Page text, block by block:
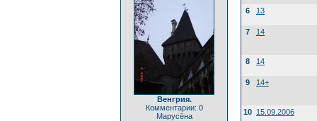
Венгрия.
Комментарии: 0
Марусёна
6 13
7 14
8 14
9 14+
10 15.09.2006